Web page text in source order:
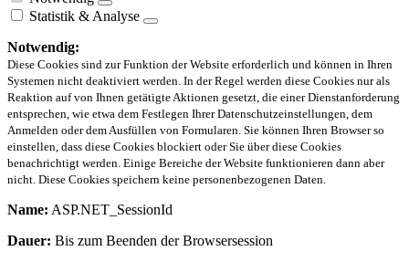
Statistik & Analyse
Notwendig:
Diese Cookies sind zur Funktion der Website erforderlich und können in Ihren
Systemen nicht deaktiviert werden. In der Regel werden diese Cookies nur als
Reaktion auf von Ihnen getätigte Aktionen gesetzt, die einer Dienstanforderung
entsprechen, wie etwa dem Festlegen Ihrer Datenschutzeinstellungen, dem
Anmelden oder dem Ausfüllen von Formularen. Sie können Ihren Browser so
einstellen, dass diese Cookies blockiert oder Sie über diese Cookies
benachrichtigt werden. Einige Bereiche der Website funktionieren dann aber
nicht. Diese Cookies speichern keine personenbezogenen Daten.
Name: ASP.NET_SessionId
Dauer: Bis zum Beenden der Browsersession